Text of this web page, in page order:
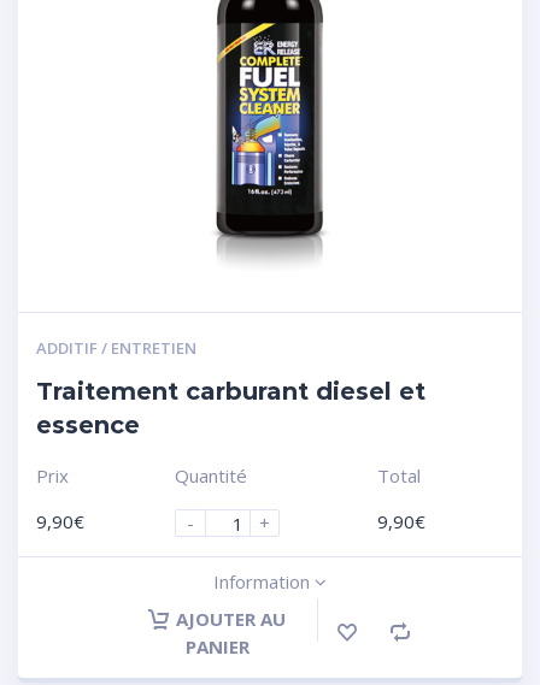
ADDITIF / ENTRETIEN
Traitement carburant diesel et
essence
Prix
9,90€
Quantité
-
+
Total
9,90€
Information
AJOUTER AU
PANIER